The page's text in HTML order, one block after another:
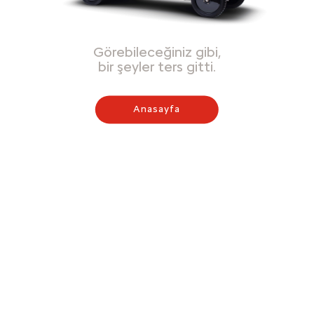
Görebileceğiniz gibi,
bir şeyler ters gitti.
Anasayfa